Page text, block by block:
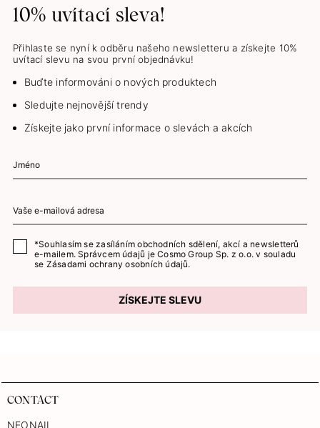
10% uvítací sleva!
Přihlaste se nyní k odběru našeho newsletteru a získejte 10%
uvítací slevu na svou první objednávku!
Buďte informováni o nových produktech
Sledujte nejnovější trendy
Získejte jako první informace o slevách a akcích
*Souhlasím se zasíláním obchodních sdělení, akcí a newsletterů
e-mailem. Správcem údajů je Cosmo Group Sp. z o.o. v souladu
se Zásadami ochrany osobních údajů.
ZÍSKEJTE SLEVU
CONTACT
NEONAIL